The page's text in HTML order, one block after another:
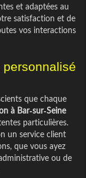
et adaptées au
satisfaction et de
vos interactions
que chaque
à Bar-sur-Seine
particulières.
un service client
que vous ayez
ou de